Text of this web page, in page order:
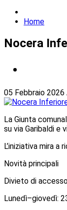
Home
Nocera
05 Febbraio 2026
La Giunta
su via Garibaldi e
L’iniziativa mira
Novità principali
Divieto di
Lunedì–giovedì: